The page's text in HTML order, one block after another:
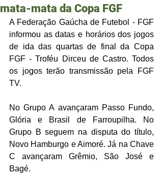
mata-mata da Copa FGF
A Federação Gaúcha de Futebol - FGF
informou as datas e horários dos jogos
de ida das quartas de final da Copa
FGF - Troféu Dirceu de Castro. Todos
os jogos terão transmissão pela FGF
TV.
No Grupo A avançaram Passo Fundo,
Glória e Brasil de Farroupilha. No
Grupo B seguem na disputa do título,
Novo Hamburgo e Aimoré. Já na Chave
C avançaram Grêmio, São José e
Bagé.